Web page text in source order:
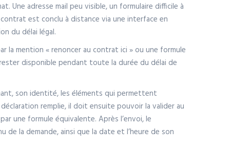
Une adresse mail peu visible, un formulaire difficile à
est conclu à distance via une interface en
du délai légal.
mention « renoncer au contrat ici » ou une formule
disponible pendant toute la durée du délai de
son identité, les éléments qui permettent
remplie, il doit ensuite pouvoir la valider au
une formule équivalente. Après l’envoi, le
la demande, ainsi que la date et l’heure de son